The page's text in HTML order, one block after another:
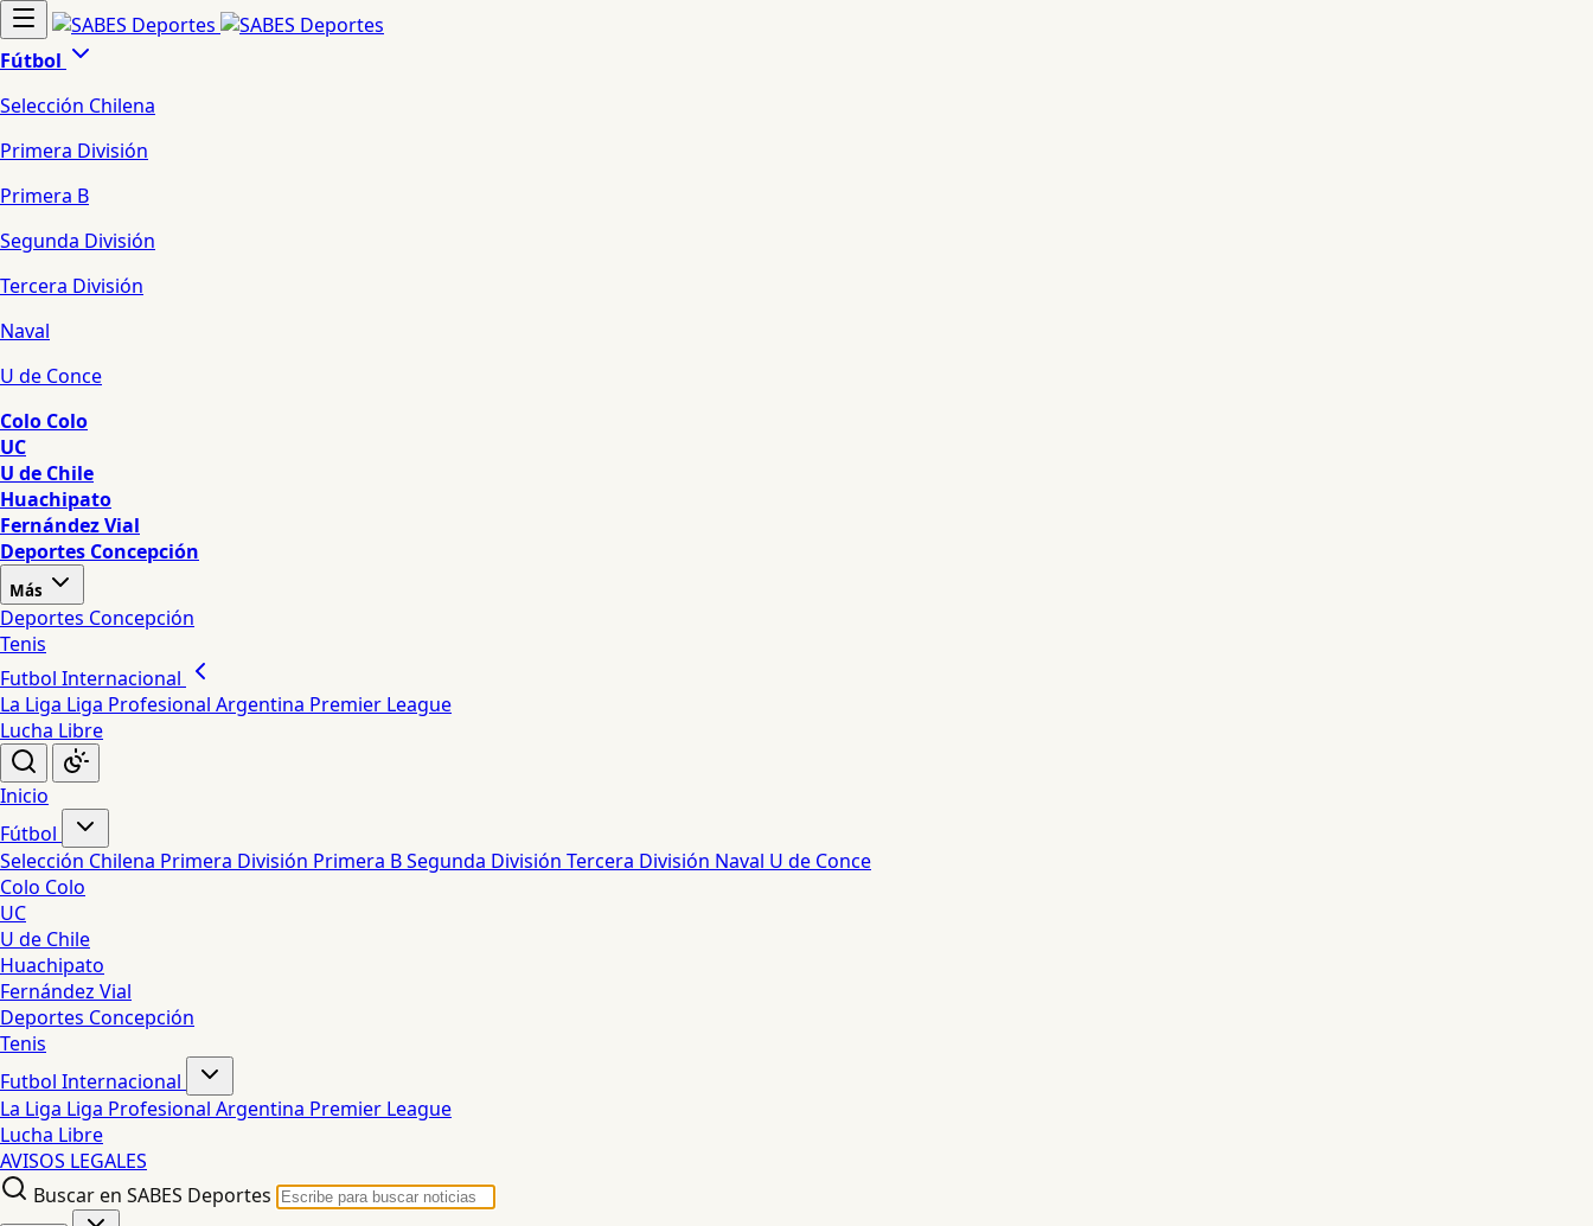
Fútbol
Selección Chilena
Primera División
Primera B
Segunda División
Tercera División
Naval
U de Conce
Colo Colo
UC
U de Chile
Huachipato
Fernández Vial
Deportes Concepción
Más
Deportes Concepción
Tenis
Futbol Internacional
La Liga Liga Profesional Argentina Premier League
Lucha Libre
Inicio
Fútbol
Selección Chilena Primera División Primera BSegunda División Tercera División Naval U de Conce
Colo Colo
UC
U de Chile
Huachipato
Fernández Vial
Deportes Concepción
Tenis
Futbol Internacional
La Liga Liga Profesional Argentina Premier League
Lucha Libre
AVISOS LEGALES
Buscar en SABES Deportes